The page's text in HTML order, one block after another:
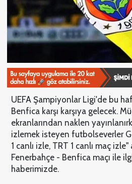
UEFA Şampiyonlar Ligi'de bu
Benfica karşı karşıya gelecek.
ekranlarından naklen
izlemek isteyen futbolseverler
1 canlı izle, TRT 1 canlı maç izle"
Fenerbahçe - Benfica maçı ile
haberimizde.